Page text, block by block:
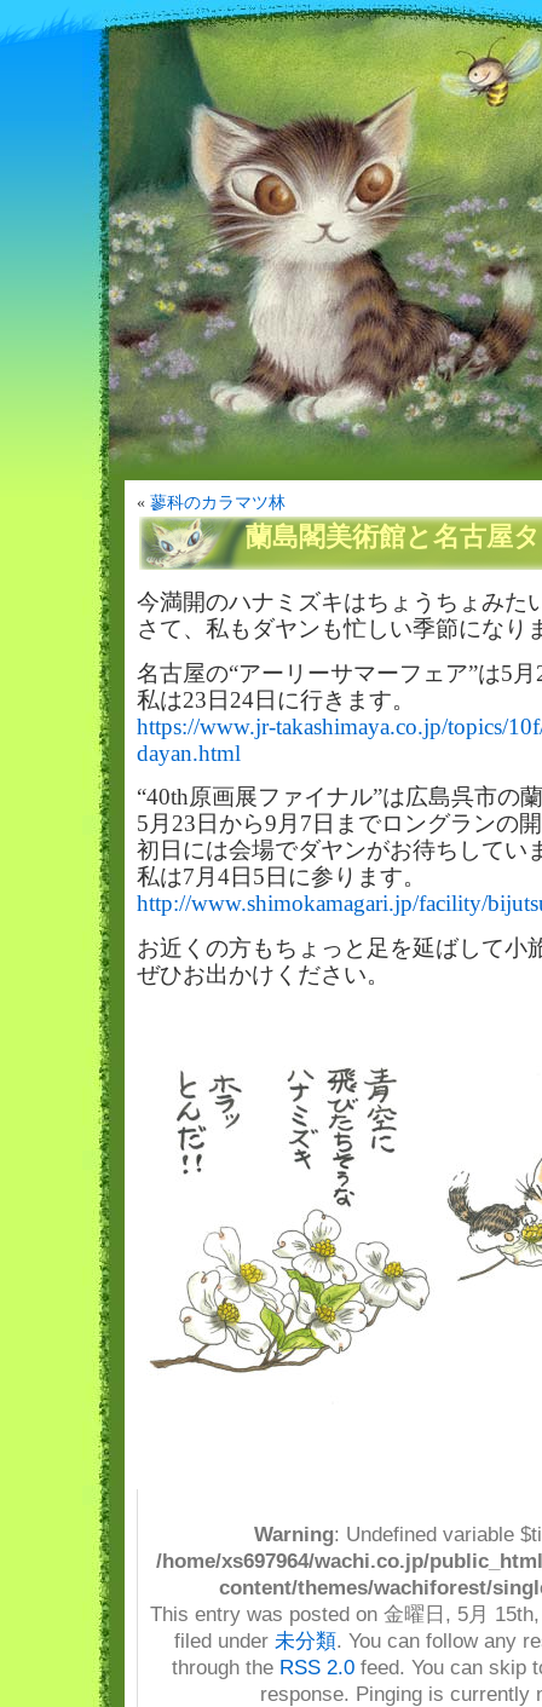
« 蓼科のカラマツ林
蘭島閣美術館と名古屋
今満開のハナミズキはちょうちょみた
さて、私もダヤンも忙しい季節になり
名古屋の“アーリーサマーフェア”は5
私は23日24日に行きます。
https://www.jr-takashimaya.co.jp/topics/
dayan.html
“40th原画展ファイナル”は広島呉市の
5月23日から9月7日までロングランの
初日には会場でダヤンがお待ちしてい
私は7月4日5日に参ります。
http://www.shimokamagari.jp/facility/
お近くの方もちょっと足を延ばして小
ぜひお出かけください。
Warning: Undefined variable
/home/xs697964/wachi.co.jp/
content/themes/wachiforest/
This entry was posted on 金曜日, 5月
filed under 未分類. You can follow any
through the RSS 2.0 feed. You can skip
response. Pinging is currently